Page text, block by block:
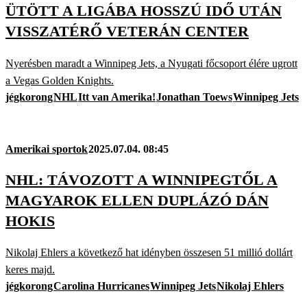
ÜTÖTT A LIGÁBA HOSSZÚ IDŐ UTÁN
VISSZATÉRŐ VETERÁN CENTER
Nyerésben maradt a Winnipeg Jets, a Nyugati főcsoport élére ugrott
a Vegas Golden Knights.
jégkorongNHLItt van Amerika!Jonathan ToewsWinnipeg Jets
Amerikai sportok2025.07.04. 08:45
NHL: TÁVOZOTT A WINNIPEGTŐL A
MAGYAROK ELLEN DUPLÁZÓ DÁN
HOKIS
Nikolaj Ehlers a következő hat idényben összesen 51 millió dollárt
keres majd.
jégkorongCarolina HurricanesWinnipeg JetsNikolaj Ehlers